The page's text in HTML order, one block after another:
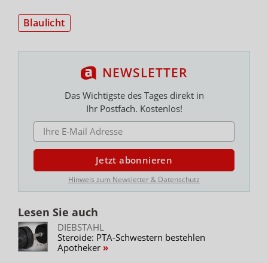
Blaulicht
NEWSLETTER
Das Wichtigste des Tages direkt in
Ihr Postfach. Kostenlos!
E-MAIL ADRESSE
Jetzt abonnieren
Hinweis zum Newsletter & Datenschutz
Lesen Sie auch
DIEBSTAHL
Steroide: PTA-Schwestern bestehlen
Apotheker